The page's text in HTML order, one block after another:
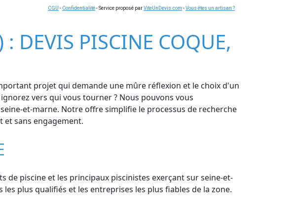
CGU - Confidentialité- Service proposé parViteUnDevis.com -Vous êtes un artisan ?
DEVIS PISCINE COQUE,
projet qui demande une mûre réflexion et le choix d'un
vers qui vous tourner ? Nous pouvons vous
et-marne. Notre offre simplifie le processus de recherche
et sans engagement.
piscine et les principaux piscinistes exerçant sur seine-et-
plus qualifiés et les entreprises les plus fiables de la zone.